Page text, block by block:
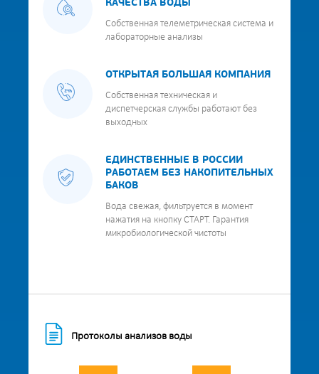
КАЧЕСТВА ВОДЫ
Собственная телеметрическая система и
лабораторные анализы
ОТКРЫТАЯ БОЛЬШАЯ КОМПАНИЯ
Собственная техническая и
диспетчерская службы работают без
выходных
ЕДИНСТВЕННЫЕ В РОССИИ
РАБОТАЕМ БЕЗ НАКОПИТЕЛЬНЫХ
БАКОВ
Вода свежая, фильтруется в момент
нажатия на кнопку СТАРТ. Гарантия
микробиологической чистоты
Протоколы анализов воды